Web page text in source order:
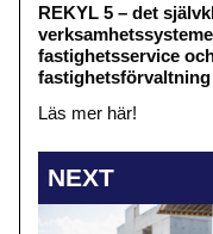
REKYL 5 – det
fastighetsservice
fastighetsförvaltning
Läs mer här!
NEXT